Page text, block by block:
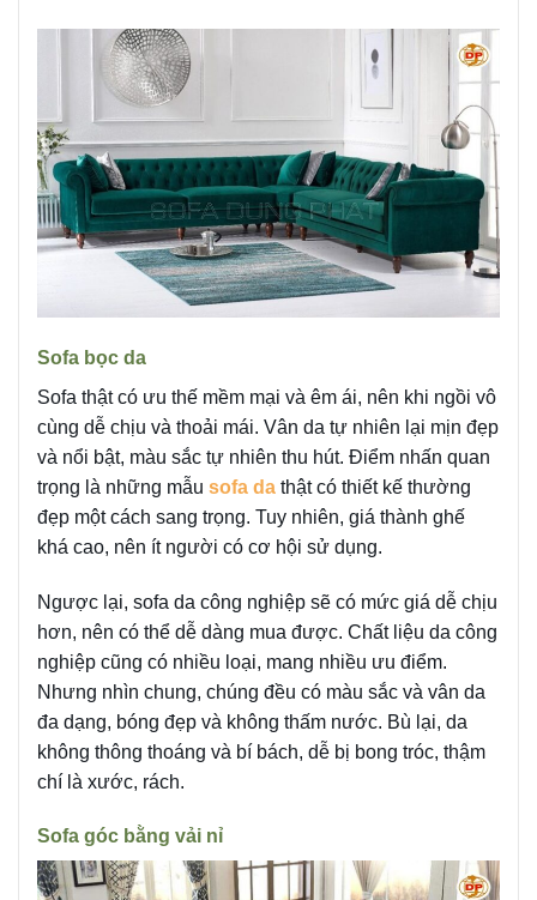
Sofa bọc da
Sofa thật có ưu thế mềm mại và êm ái, nên khi ngồi vô
cùng dễ chịu và thoải mái. Vân da tự nhiên lại mịn đẹp
và nổi bật, màu sắc tự nhiên thu hút. Điểm nhấn quan
trọng là những mẫu sofa da thật có thiết kế thường
đẹp một cách sang trọng. Tuy nhiên, giá thành ghế
khá cao, nên ít người có cơ hội sử dụng.
Ngược lại, sofa da công nghiệp sẽ có mức giá dễ chịu
hơn, nên có thể dễ dàng mua được. Chất liệu da công
nghiệp cũng có nhiều loại, mang nhiều ưu điểm.
Nhưng nhìn chung, chúng đều có màu sắc và vân da
đa dạng, bóng đẹp và không thấm nước. Bù lại, da
không thông thoáng và bí bách, dễ bị bong tróc, thậm
chí là xước, rách.
Sofa góc bằng vải nỉ